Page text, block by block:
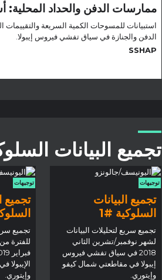
ممارسات الدفن والحداد المحلية:
استبيانات للمسوحات الكمية السريعة والتقييمات
الدفن والجنازة في سياق تفشي فيروس إيبولا.
SSHAP
تجميع البيانات
توجيهات
تجميع البيانات
السلوكية #1
تجميع سريع لتحليلات البيانات
لشهر نوفمبر/تشرين الثاني
2018 في سياق تفشي فيروس
إيبولا في مقاطعتي شمال كيفو
وإيتوري.
توجيهات
تجميع
تجميع
وإيتوري.